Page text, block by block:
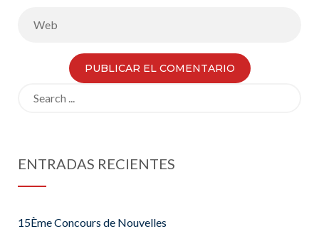
ENTRADAS RECIENTES
15Ème Concours de Nouvelles